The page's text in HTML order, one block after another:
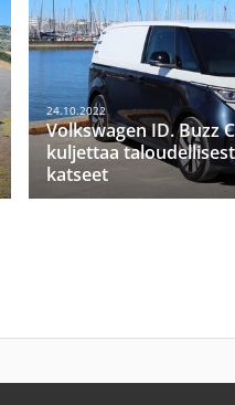
24.10.2022
Volkswagen ID. Buzz
kuljettaa
katseet